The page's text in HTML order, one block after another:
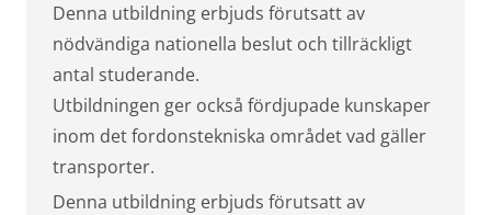
Denna utbildning erbjuds förutsatt av
nödvändiga nationella beslut och tillräckligt
antal studerande.
Utbildningen ger också fördjupade kunskaper
inom det fordonstekniska området vad gäller
transporter.
Denna utbildning erbjuds förutsatt av